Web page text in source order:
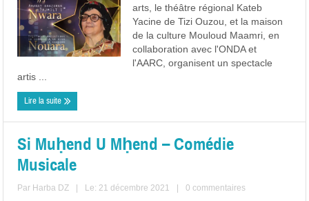
arts, le théâtre régional Kateb
Yacine de Tizi Ouzou, et la maison
de la culture Mouloud Maamri, en
collaboration avec l'ONDA et
l'AARC, organisent un spectacle
artis ...
Lire la suite
Si Muḥend U Mḥend – Comédie
Musicale
Par Harba DZ Le: 21 décembre 2021 0 commentaires